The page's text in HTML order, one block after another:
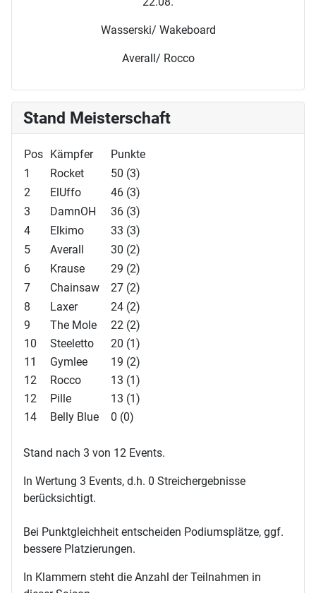
Wasserski/ Wakeboard
Averall/ Rocco
Stand Meisterschaft
Pos Kämpfer
Punkte
1
Rocket
50 (3)
2
ElUffo
46 (3)
3
DamnOH
36 (3)
4
Elkimo
33 (3)
5
Averall
30 (2)
6
Krause
29 (2)
7
Chainsaw
27 (2)
8
Laxer
24 (2)
9
The Mole
22 (2)
10
Steeletto
20 (1)
11
Gymlee
19 (2)
12
Rocco
13 (1)
12
Pille
13 (1)
14
Belly Blue 0 (0)
Stand nach 3 von 12 Events.
In Wertung 3 Events, d.h. 0 Streichergebnisse
berücksichtigt.
Bei Punktgleichheit entscheiden Podiumsplätze, ggf.
bessere Platzierungen.
In Klammern steht die Anzahl der Teilnahmen in